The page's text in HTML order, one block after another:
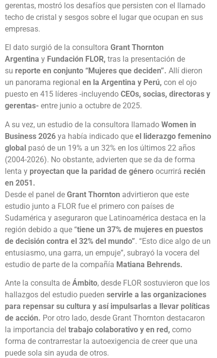
gerentas, mostró los desafíos que persisten con el llamado
techo de cristal y sesgos sobre el lugar que ocupan en sus
empresas.
El dato surgió de la consultora Grant Thornton
Argentina y Fundación FLOR, tras la presentación de
su reporte en conjunto “Mujeres que deciden”. Allí dieron
un panorama regional en la Argentina y Perú, con el ojo
puesto en 415 líderes -incluyendo CEOs, socias, directoras y
gerentas- entre junio a octubre de 2025.
A su vez, un estudio de la consultora llamado Women in
Business 2026 ya había indicado que el liderazgo femenino
global pasó de un 19% a un 32% en los últimos 22 años
(2004-2026). No obstante, advierten que se da de forma
lenta y proyectan que la paridad de género ocurrirá recién
en 2051.
Desde el panel de Grant Thornton advirtieron que este
estudio junto a FLOR fue el primero con países de
Sudamérica y aseguraron que Latinoamérica destaca en la
región debido a que “tiene un 37% de mujeres en puestos
de decisión contra el 32% del mundo”. “Esto dice algo de un
entusiasmo, una garra, un empuje”, subrayó la vocera del
estudio de parte de la compañía Matiana Behrends.
Ante la consulta de Ámbito, desde FLOR sostuvieron que los
hallazgos del estudio pueden servirle a las organizaciones
para repensar su cultura y así impulsarlas a llevar políticas
de acción. Por otro lado, desde Grant Thornton destacaron
la importancia del trabajo colaborativo y en red, como
forma de contrarrestar la autoexigencia de creer que una
puede sola sin ayuda de otros.